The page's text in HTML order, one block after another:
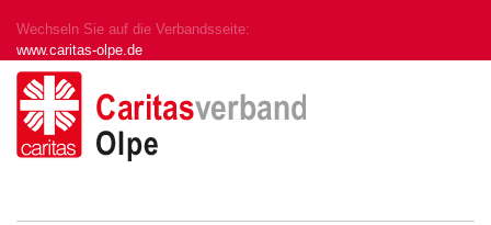
Wechseln Sie auf die Verbandsseite:
www.caritas-olpe.de